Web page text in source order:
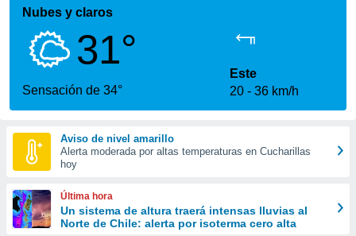
por
que se
calidad.
a este
las
y
forma
digital
basada
Nubes y claros
31°
Sensación de 34°
Este
20
36 km/h
Aviso de nivel amarillo
Alerta moderada por altas temperaturas en Cucharillas
hoy
Última hora
Un sistema de altura traerá intensas lluvias al
Norte de Chile: alerta por isoterma cero alta